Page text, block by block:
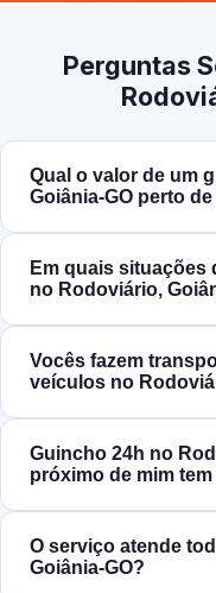
Perguntas
Qual o valor de um
Goiânia‑GO perto
Em quais
no Rodoviário,
Vocês fazem
veículos no
Guincho 24h no
próximo de mim
O serviço atende
Goiânia‑GO?